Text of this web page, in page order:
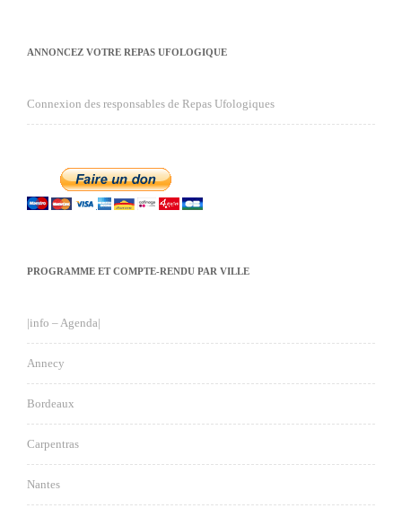
ANNONCEZ VOTRE REPAS UFOLOGIQUE
Connexion des responsables de Repas Ufologiques
PROGRAMME ET COMPTE-RENDU PAR VILLE
|info – Agenda|
Annecy
Bordeaux
Carpentras
Nantes